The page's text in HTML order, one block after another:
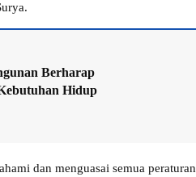
Berharap
Hidup
dan menguasai semua peraturan